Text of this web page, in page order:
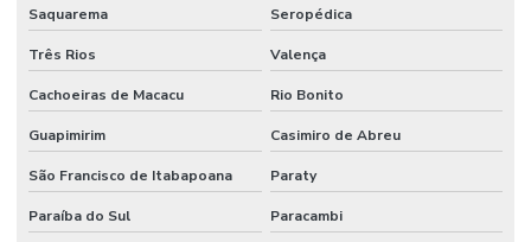
Saquarema Seropédica
Três Rios Valença
Cachoeiras de Macacu Rio Bonito
Guapimirim Casimiro de Abreu
São Francisco de Itabapoana Paraty
Paraíba do Sul Paracambi